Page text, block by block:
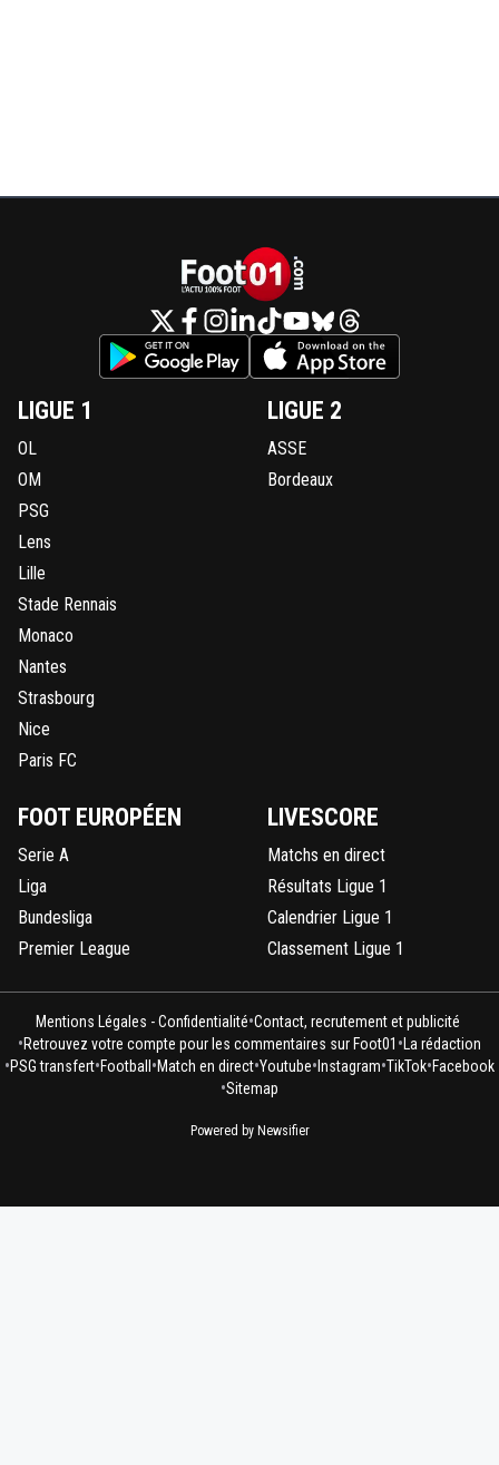
LIGUE 1
OL
OM
PSG
Lens
Lille
Stade Rennais
Monaco
Nantes
Strasbourg
Nice
Paris FC
LIGUE 2
ASSE
Bordeaux
FOOT EUROPÉEN
Serie A
Liga
Bundesliga
Premier League
LIVESCORE
Matchs en direct
Résultats Ligue 1
Calendrier Ligue 1
Classement Ligue 1
Mentions Légales - Confidentialité•Contact, recrutement et publicité
•Retrouvez votre compte pour les commentaires sur Foot01 • La rédaction
•PSG transfert•Football •Match en direct•Youtube• Instagram•TikTok•Facebook
•Sitemap
Powered by Newsifier